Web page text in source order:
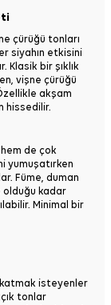
çürüğü tonları
siyahın etkisini
Klasik bir şıklık
vişne çürüğü
akşam
hissedilir.
de çok
yumuşatırken
Füme, duman
olduğu kadar
Minimal bir
isteyenler
tonlar